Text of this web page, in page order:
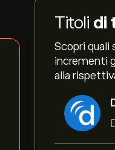
Titoli di
Scopri quali
incrementi
alla